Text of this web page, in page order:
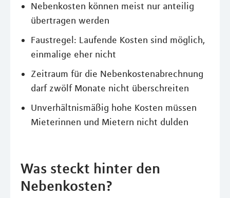
Nebenkosten können meist nur anteilig
übertragen werden
Faustregel: Laufende Kosten sind möglich,
einmalige eher nicht
Zeitraum für die Nebenkostenabrechnung
darf zwölf Monate nicht überschreiten
Unverhältnismäßig hohe Kosten müssen
Mieterinnen und Mietern nicht dulden
Was steckt hinter den
Nebenkosten?